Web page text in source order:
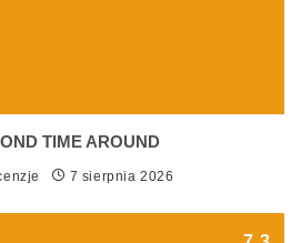
TIME AROUND
7 sierpnia 2026